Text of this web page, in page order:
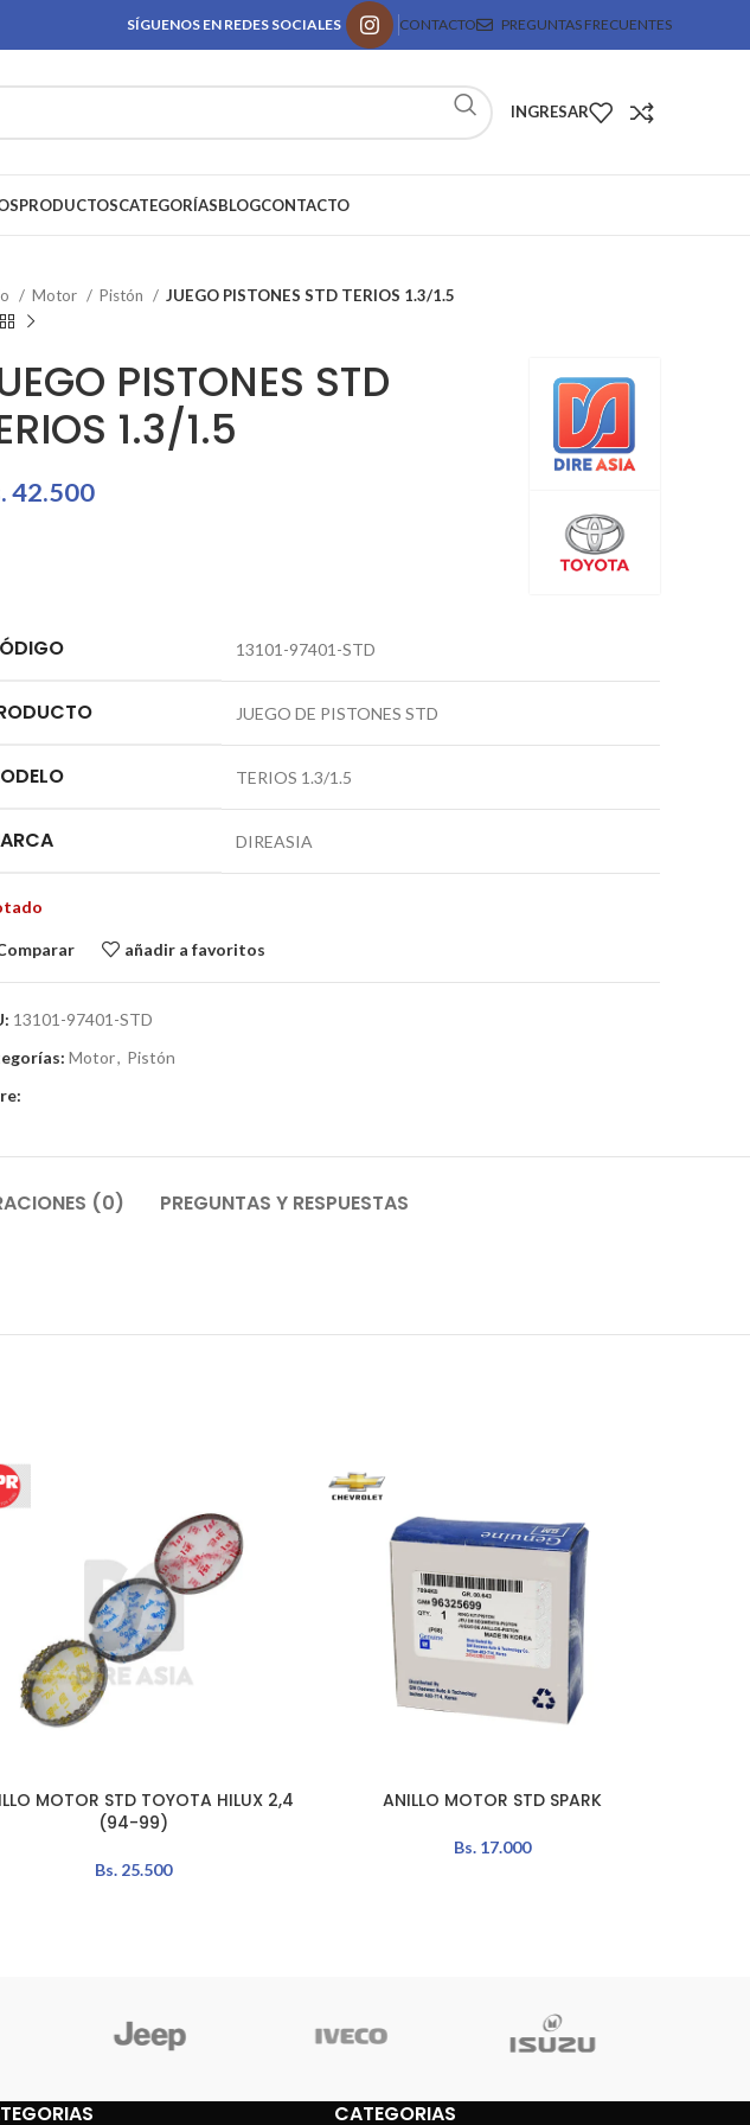
SÍGUENOS EN REDES SOCIALES CONTACTO PREGUNTAS FRECUENTES
INGRESAR
PRODUCTOSCATEGORÍASBLOGCONTACTO
Motor Pistón JUEGO PISTONES STD TERIOS 1.3/1.5
PISTONES STD
1.3/1.5
42.500
13101-97401-STD
JUEGO DE PISTONES STD
TERIOS 1.3/1.5
DIREASIA
añadir a favoritos
13101-97401-STD
Motor, Pistón
(0) PREGUNTAS Y RESPUESTAS
AL CARRITO
MOTOR STD TOYOTA HILUX 2,4
(94-99)
Bs. 25.500
AÑADIR AL CARRITO
ANILLO MOTOR STD SPARK
Bs. 17.000
CATEGORIAS